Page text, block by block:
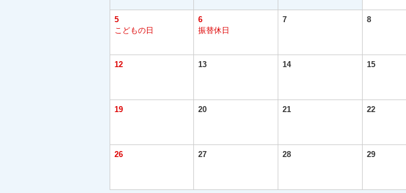
5
こどもの日
6
振替休日
7 8
12 13 14 15
19 20 21 22
26 27 28 29